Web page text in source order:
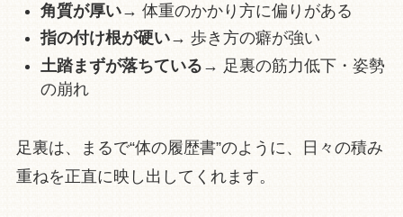
角質が厚い→ 体重のかかり方に偏りがある
指の付け根が硬い→ 歩き方の癖が強い
土踏まずが落ちている → 足裏の筋力低下・姿勢
の崩れ
足裏は、まるで“体の履歴書”のように、日々の積み
重ねを正直に映し出してくれます。